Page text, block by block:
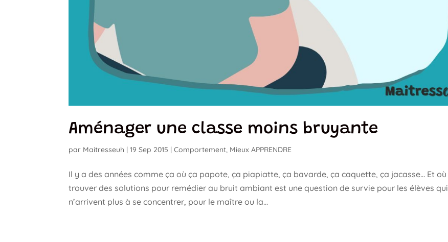
Aménager une classe moins bruyante
par Maitresseuh |19 Sep 2015 |Comportement, Mieux APPRENDRE
Il y a des années comme ça où ça papote, ça piapiatte, ça bavarde, ça caquette, ça jacasse… Et où
trouver des solutions pour remédier au bruit ambiant est une question de survie pour les élèves qui
n’arrivent plus à se concentrer, pour le maître ou la...